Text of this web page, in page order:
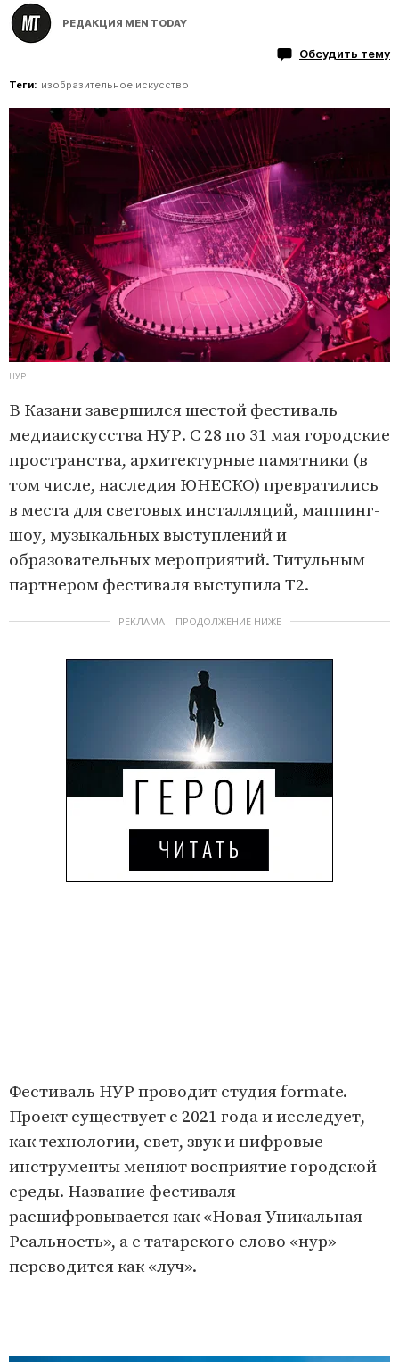
РЕДАКЦИЯ MEN TODAY
Обсудить тему
Теги: изобразительное искусство
НУР
В Казани завершился шестой фестиваль
медиаискусства НУР. С 28 по 31 мая городские
пространства, архитектурные памятники (в
том числе, наследия ЮНЕСКО) превратились
в места для световых инсталляций, маппинг-
шоу, музыкальных выступлений и
образовательных мероприятий. Титульным
партнером фестиваля выступила Т2.
РЕКЛАМА – ПРОДОЛЖЕНИЕ НИЖЕ
Фестиваль НУР проводит студия formate.
Проект существует с 2021 года и исследует,
как технологии, свет, звук и цифровые
инструменты меняют восприятие городской
среды. Название фестиваля
расшифровывается как «Новая Уникальная
Реальность», а с татарского слово «нур»
переводится как «луч».